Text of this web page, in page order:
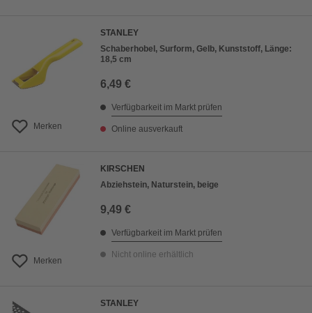
Merken
STANLEY
Schaberhobel, Surform, Gelb, Kunststoff, Länge:
18,5 cm
6,49 €
Verfügbarkeit im Markt prüfen
Online ausverkauft
Merken
KIRSCHEN
Abziehstein, Naturstein, beige
9,49 €
Verfügbarkeit im Markt prüfen
Nicht online erhältlich
STANLEY